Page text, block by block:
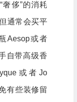
奢侈”的消耗
通常会买平
Aesop或者
自带高级香
或者Jo
有些装修留